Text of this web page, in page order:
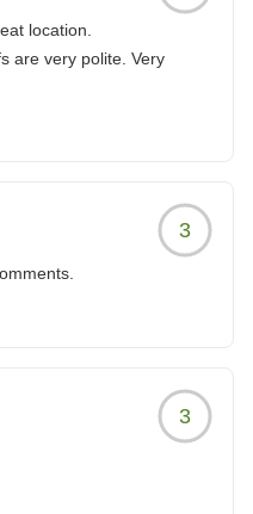
location.
are very polite. Very
voice/165238?
3
3